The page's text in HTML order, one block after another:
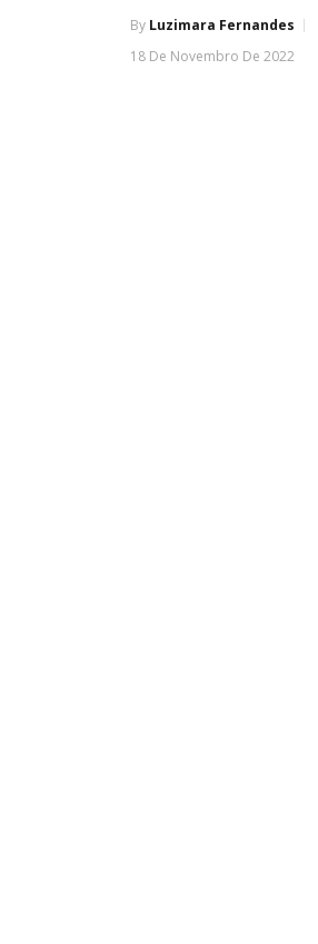
By Luzimara Fernandes
18 De Novembro De 2022